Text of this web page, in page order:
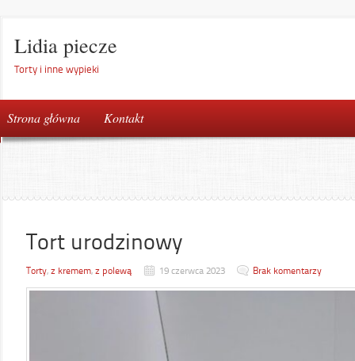
Lidia piecze
Torty i inne wypieki
Strona główna Kontakt
Tort urodzinowy
Torty, z kremem, z polewą 19 czerwca 2023 Brak komentarzy